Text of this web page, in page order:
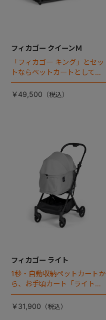
フィカゴー クイーンＭ
「フィカゴー キング」とセッ
トならペットカートとしても
使える、耐荷重50㎏の大型犬
向けケージが登場！
￥49,500
フィカゴー ライト
1秒・自動収納ペットカートか
ら、お手頃カート「ライト」
が登場！
￥31,900